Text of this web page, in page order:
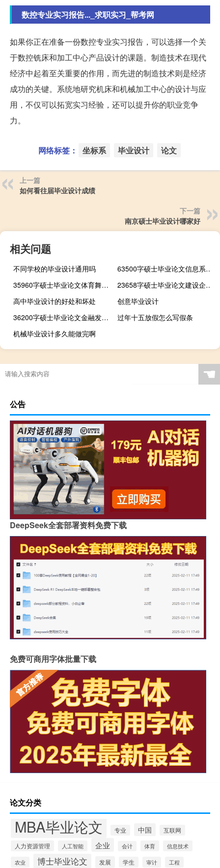
数控专业实习报告..._求职实习_帮考网
如果你正在准备一份数控专业实习报告，可以选择一个关
于数控铣床和加工中心产品设计的课题。制造技术在现代
经济中起着至关重要的作用，而先进的制造技术则是经济
成功的关键。系统地研究机床和机械加工中心的设计与应
用，不仅可以拓宽实习经验，还可以提升你的职业竞争
力。
网络标签： 坐标系 毕业设计 论文
上一篇
如何看往届毕业设计成绩
下一篇
南京硕士毕业设计哪家好
相关问题
不同学校的毕业设计通用吗
63500字硕士毕业论文信息系统扩建运营项目质量管理探讨
35960字硕士毕业论文体育舞蹈力量素质训练内容体系构建综述
23658字硕士毕业论文建设企业文化提升核心竞争力——以招商银行为例
高中毕业设计的好处和坏处
创意毕业设计
36200字硕士毕业论文金融发展对中国城市进程影响的实证分析
过年十五放假怎么写假条
机械毕业设计多久能做完啊
☚
公告
DeepSeek全套部署资料免费下载
免费可商用字体批量下载
论文分类
MBA毕业论文 专业 中国
互联网
人力资源管理
人工智能 企业 会计 体育 信息技术
农业 博士毕业论文 发展 学生 审计 工程